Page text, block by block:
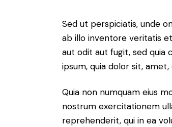
Sed ut perspiciatis, unde
ab illo inventore veritatis
aut odit aut fugit, sed quia
ipsum, quia dolor sit,
Quia non numquam eius
nostrum exercitationem
reprehenderit, qui in ea